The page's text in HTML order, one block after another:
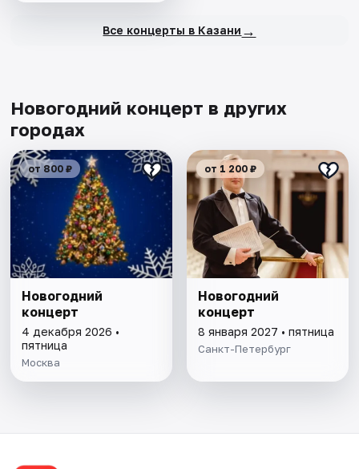
Все концерты в Казани →
Новогодний концерт в других
городах
от 800 ₽
Новогодний
концерт
4 декабря 2026 •
пятница
Москва
от 1 200 ₽
Новогодний
концерт
8 января 2027 • пятница
Санкт-Петербург